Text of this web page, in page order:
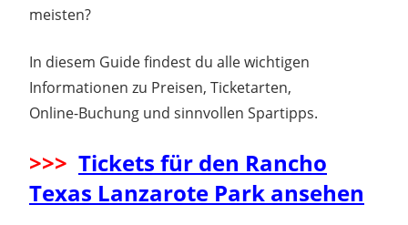
meisten?
In diesem Guide findest du alle wichtigen
Informationen zu Preisen, Ticketarten,
Online-Buchung und sinnvollen Spartipps.
>>> Tickets für den Rancho
Texas Lanzarote Park ansehen